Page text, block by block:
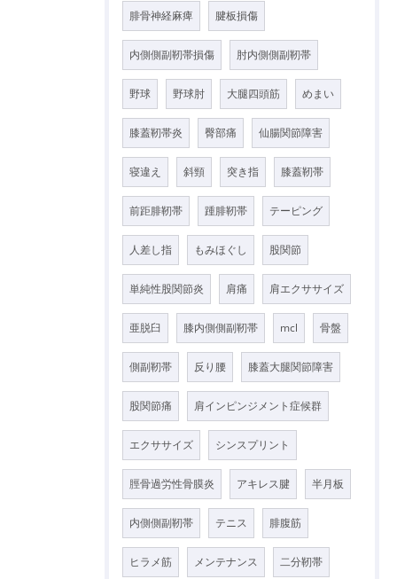
腓骨神経麻痺 腱板損傷
内側側副靭帯損傷 肘内側側副靭帯
野球 野球肘 大腿四頭筋 めまい
膝蓋靭帯炎 臀部痛 仙腸関節障害
寝違え 斜頸 突き指 膝蓋靭帯
前距腓靭帯 踵腓靭帯 テーピング
人差し指 もみほぐし 股関節
単純性股関節炎 肩痛 肩エクササイズ
亜脱臼 膝内側側副靭帯 mcl 骨盤
側副靭帯 反り腰 膝蓋大腿関節障害
股関節痛 肩インピンジメント症候群
エクササイズ シンスプリント
脛骨過労性骨膜炎 アキレス腱 半月板
内側側副靭帯 テニス 腓腹筋
ヒラメ筋 メンテナンス 二分靭帯